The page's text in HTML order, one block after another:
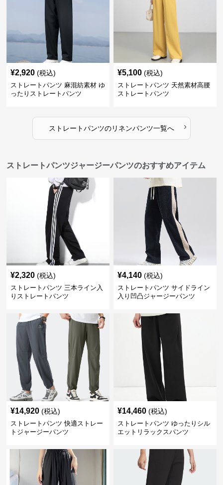
¥2,920 (税込)
ストレートパンツ 麻混紡素材 ゆ
ったりストレートパンツ
¥5,100 (税込)
ストレートパンツ 天然素材高腰
ストレートパンツ
ストレートパンツのリネンパンツ一覧へ ›
ストレートパンツジャージーパンツのおすすめアイテム
¥2,320 (税込)
ストレートパンツ 三本ライン入
りストレートパンツ
¥4,140 (税込)
ストレートパンツ サイドライン
入り凹凸ジャージーパンツ
¥14,920 (税込)
ストレートパンツ 快適ストレー
トジャージーパンツ
¥14,460 (税込)
ストレートパンツ ゆったりシル
エットリラックスパンツ